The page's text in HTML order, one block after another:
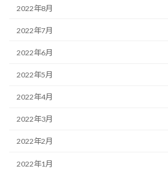
2022年8月
2022年7月
2022年6月
2022年5月
2022年4月
2022年3月
2022年2月
2022年1月